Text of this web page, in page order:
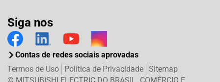
Siga nos
Contas de redes sociais aprovadas
Termos de Uso Política de Privacidade Sitemap